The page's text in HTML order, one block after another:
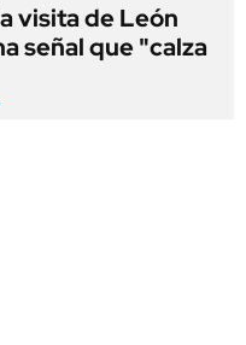
visita de León
señal que "calza